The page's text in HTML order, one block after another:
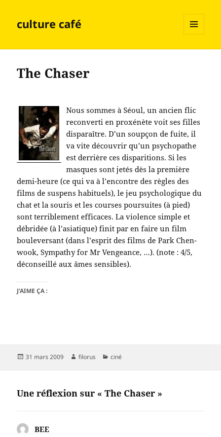
culture café
ET
The Chaser
Nous sommes à Séoul, un ancien flic
reconverti en proxénète voit ses filles
disparaître. D’un soupçon de fuite, il
va vite découvrir qu’un psychopathe
est derrière ces disparitions. Si les
masques sont jetés dès la première
demi-heure (ce qui va à l’encontre des règles des
films de suspens habituels), le jeu psychologique du
chat et la souris et les courses poursuites (à pied)
sont terriblement efficaces. La violence simple et
débridée (à l’asiatique) finit par en faire un film
bouleversant (dans l’esprit des films de Park Chen-
wook, Sympathy for Mr Vengeance, …). (note : 4/5,
déconseillé aux âmes sensibles).
J’AIME ÇA :
Publié
31 mars 2009 Auteur
filorus Catégories
ciné
Une réflexion sur « The Chaser »
BEE